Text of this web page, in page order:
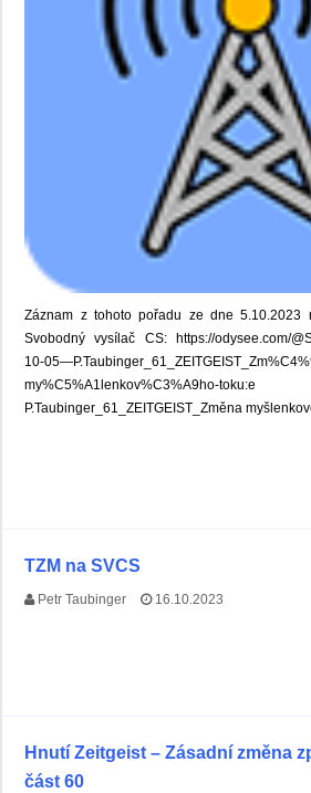
Záznam z tohoto pořadu ze dne 5.10.2023
Svobodný vysílač CS: https://odysee.com/
10-
my%C5%A1lenkov%C3%A9ho-
P.Taubinger_61_ZEITGEIST_Změna
TZM na SVCS
Petr Taubinger 16.10.2023
Hnutí Zeitgeist – Zásadní změna
část 60